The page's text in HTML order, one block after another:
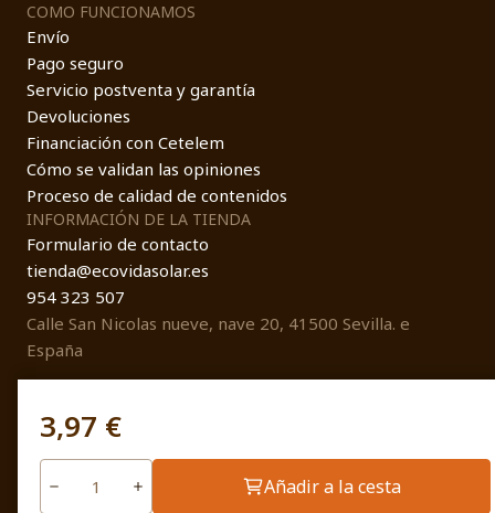
3,97 €
Añadir a la cesta
COMO FUNCIONAMOS
Envío
Pago seguro
Servicio postventa y garantía
Devoluciones
Financiación con Cetelem
Cómo se validan las opiniones
Proceso de calidad de contenidos
INFORMACIÓN DE LA TIENDA
Formulario de contacto
tienda@ecovidasolar.es
954 323 507
Calle San Nicolas nueve, nave 20, 41500 Sevilla. e
España
© EcovidaSolar 2026